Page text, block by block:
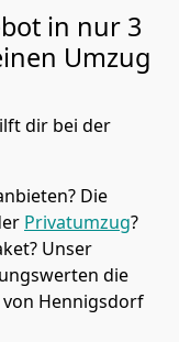
in nur 3
Umzug
dir bei der
Die
Privatumzug?
Unser
die
Hennigsdorf